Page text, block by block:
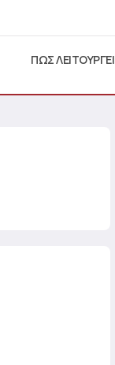
ΠΩΣ ΛΕΙΤΟΥΡΓΕΙ